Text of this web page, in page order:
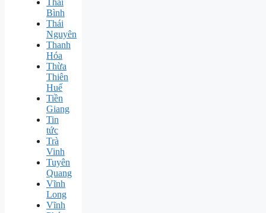
Thái
Bình
Thái
Nguyên
Thanh
Hóa
Thừa
Thiên
Huế
Tiền
Giang
Tin
tức
Trà
Vinh
Tuyên
Quang
Vĩnh
Long
Vĩnh